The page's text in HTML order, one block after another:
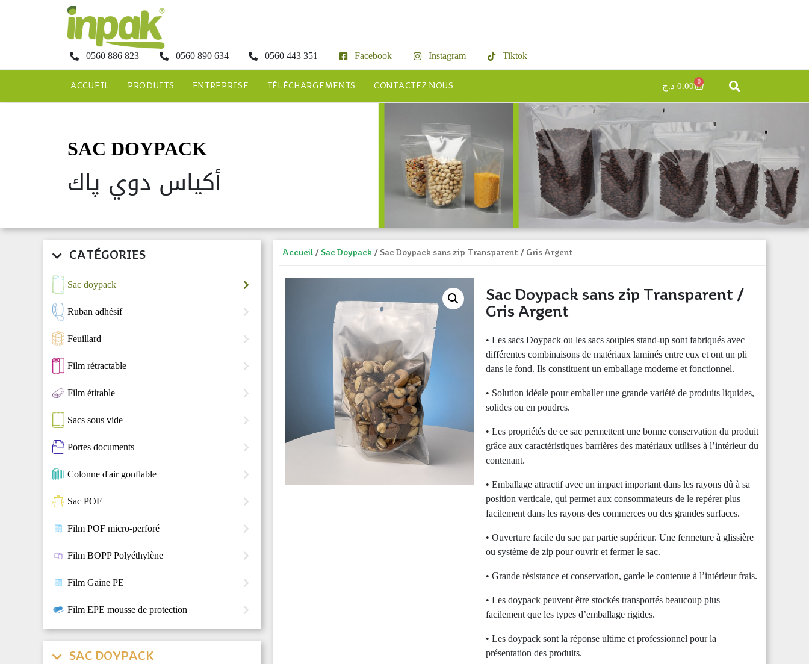
0560 886 823 0560 890 634 0560 443 351 Facebook Instagram Tiktok
ACCUEIL PRODUITS ENTREPRISE TÉLÉCHARGEMENTS CONTACTEZ NOUS 0.00 د.ج 0
SAC DOYPACK
أكياس دوي پاك
CATÉGORIES
Sac doypack
Ruban adhésif
Feuillard
Film rétractable
Film étirable
Sacs sous vide
Portes documents
Colonne d'air gonflable
Sac POF
Film POF micro-perforé
Film BOPP Polyéthylène
Film Gaine PE
Film EPE mousse de protection
SAC DOYPACK
Accueil / Sac Doypack / Sac Doypack sans zip Transparent / Gris Argent
Sac Doypack sans zip Transparent /
Gris Argent
• Les sacs Doypack ou les sacs souples stand-up sont fabriqués avec
différentes combinaisons de matériaux laminés entre eux et ont un pli
dans le fond. Ils constituent un emballage moderne et fonctionnel.
• Solution idéale pour emballer une grande variété de produits liquides,
solides ou en poudres.
• Les propriétés de ce sac permettent une bonne conservation du produit
grâce aux caractéristiques barrières des matériaux utilises à l’intérieur du
contenant.
• Emballage attractif avec un impact important dans les rayons dû à sa
position verticale, qui permet aux consommateurs de le repérer plus
facilement dans les rayons des commerces ou des grandes surfaces.
• Ouverture facile du sac par partie supérieur. Une fermeture à glissière
ou système de zip pour ouvrir et fermer le sac.
• Grande résistance et conservation, garde le contenue à l’intérieur frais.
• Les doypack peuvent être stockés transportés beaucoup plus
facilement que les types d’emballage rigides.
• Les doypack sont la réponse ultime et professionnel pour la
présentation des produits.